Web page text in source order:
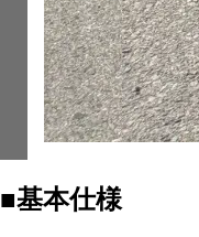
■基本仕様